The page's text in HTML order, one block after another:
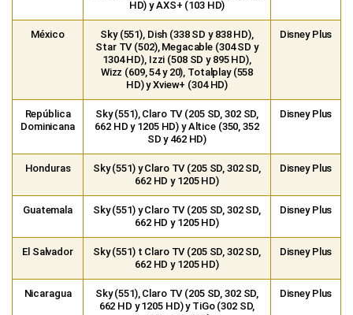
Dominicana
Sky (551), Claro TV (205 SD, 302 SD,
662 HD y 1205 HD) y Altice (350, 352
SD y 462 HD)
Sky (551) y Claro TV (205 SD, 302 SD,
662 HD y 1205 HD)
Guatemala
Sky (551) y Claro TV (205 SD, 302 SD,
662 HD y 1205 HD)
Disney Plus
Sky (551) t Claro TV (205 SD, 302 SD,
662 HD y 1205 HD)
Sky (551), Claro TV (205 SD, 302 SD,
662 HD y 1205 HD) y TiGo (302 SD,
403 y 1101 HD)
Guatemala
Sky (551) y Claro TV (205 SD, 302 SD,
662 HD y 1205 HD)
Disney Plus
Costa Rica
Sky (551), Claro TV (205 SD, 302 SD,
662 HD y 1205 HD) y Cablesantos
(155)
Disney Plus